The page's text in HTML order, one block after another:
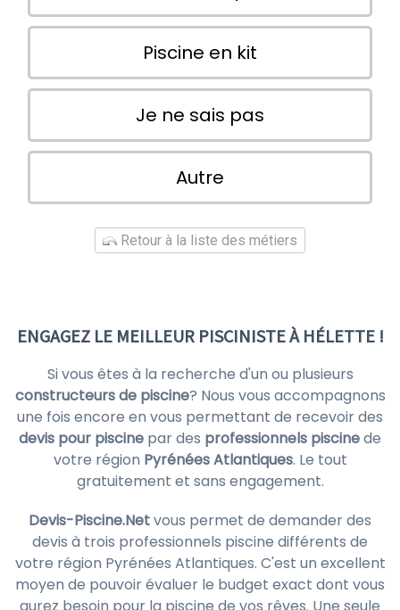
Piscine en kit
Je ne sais pas
Autre
Retour à la liste des métiers
ENGAGEZ LE MEILLEUR PISCINISTE À HÉLETTE !
Si vous êtes à la recherche d'un ou plusieurs
constructeurs de piscine? Nous vous accompagnons
une fois encore en vous permettant de recevoir des
devis pour piscine par des professionnels piscinede
votre région Pyrénées Atlantiques. Le tout
gratuitement et sans engagement.
Devis-Piscine.Netvous permet de demander des
devis à trois professionnels piscine différents de
votre région Pyrénées Atlantiques. C'est un excellent
moyen de pouvoir évaluer le budget exact dont vous